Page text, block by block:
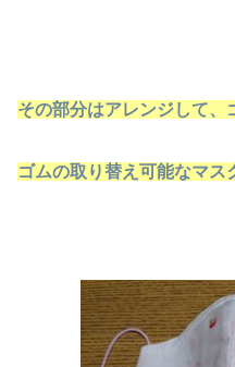
その部分はアレンジして、
ゴムの取り替え可能なマス